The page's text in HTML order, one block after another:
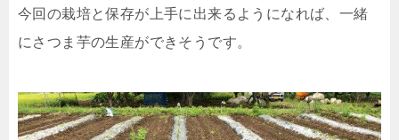
今回の栽培と保存が上手に出来るようになれば、一緒
にさつま芋の生産ができそうです。